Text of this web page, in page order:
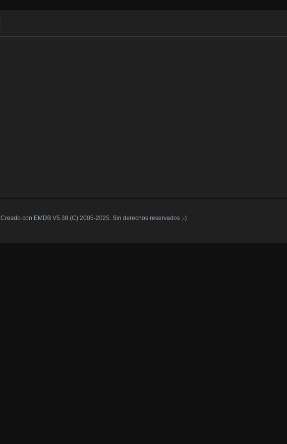
Creado con EMDB V5.38 (C) 2005-2025. Sin derechos reservados ;-)